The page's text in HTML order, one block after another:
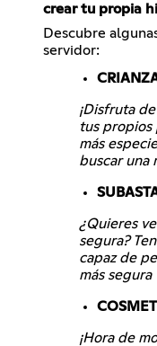
crear tu propia
Descubre
servidor:
¡Disfruta
tus propios
más
buscar una
¿Quieres
segura?
capaz de
más segura
¡Hora de